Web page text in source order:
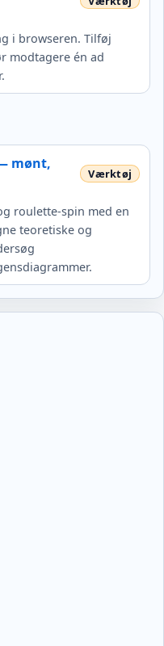
i browseren. Tilføj
modtagere én ad
mønt,
roulette-spin med en
teoretiske og